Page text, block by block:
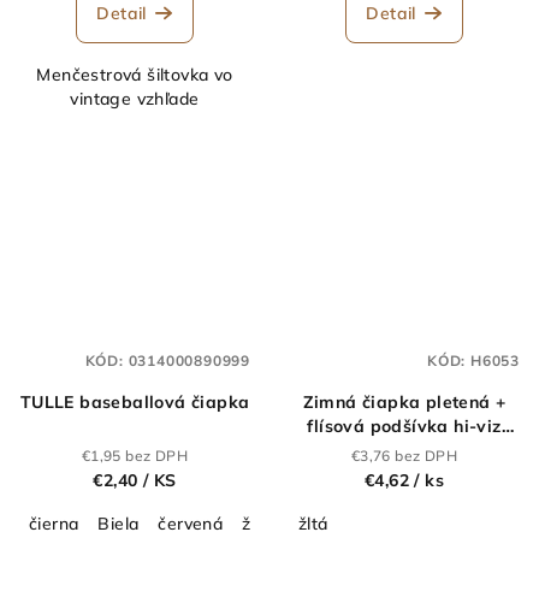
Detail
Menčestrová šiltovka vo
vintage vzhľade
Detail
TULLE baseballová čiapka
€1,95 bez DPH
€2,40 / KS
čierna
Biela červená žltá oranžová
KÓD: 0314000890999
Zimná čiapka pletená +
flísová podšívka hi-viz
ARDON®SPARK žltá
€3,76 bez DPH
€4,62/ ks
žltá
KÓD: H6053